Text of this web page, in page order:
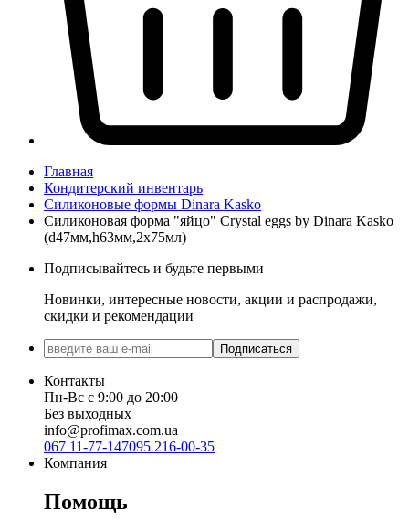
Главная
Кондитерский инвентарь
Силиконовые формы Dinara Kasko
Силиконовая форма "яйцо" Crystal eggs by Dinara Kasko
(d47мм,h63мм,2x75мл)
Подписывайтесь и будьте первыми
Новинки, интересные новости, акции и распродажи,
скидки и рекомендации
Подписаться
Контакты
Пн-Вс с 9:00 до 20:00
Без выходных
info@profimax.com.ua
067 11-77-147095 216-00-35
Компания
Помощь